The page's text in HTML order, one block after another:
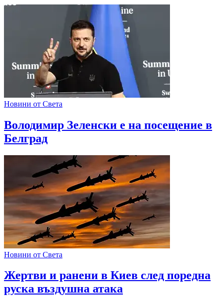
Новини от Света
Володимир Зеленски е на посещение в
Белград
Новини от Света
Жертви и ранени в Киев след поредна
руска въздушна атака